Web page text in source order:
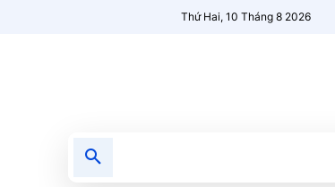
Thứ Hai, 10 Tháng 8 2026